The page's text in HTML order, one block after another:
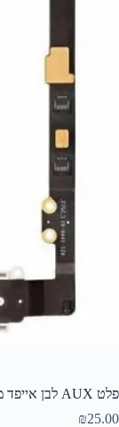
פלט AUX לבן אייפד מיני 2
₪25.00